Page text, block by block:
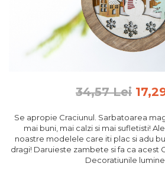
Cercei din lemn
Feng Shui
Tablouri personalizate
Felicitari din lemn
Felicitari pentru cei dragi
Felicitari cu model
34,57 Lei
Se apropie Craciunul. Sarbatoarea
mai buni, mai calzi si mai sufletisti!
noastre modelele care iti plac si adu
dragi! Daruieste zambete si fa ca acest
Decoratiunile